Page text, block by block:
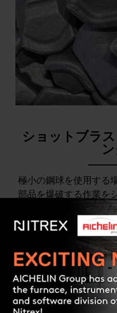
ショットブラ
極小の鋼球を使用する
部品を爆破する作業を
ピーニングと呼びま
転がる部品に向けて、
射されます。「ブラス
区別する場合もありま
す。前者は部品の洗浄
的とした表現で、後者
に加圧することを表し
て、加圧応力が用いら